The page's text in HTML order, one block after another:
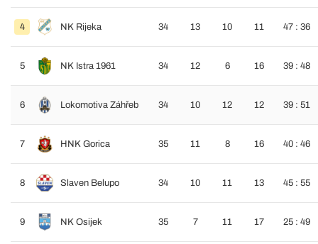
4 NK Rijeka 34 13 10 11 47 : 36
5 NK Istra 1961 34 12 6 16 39 : 48
6 Lokomotiva Záhřeb 34 10 12 12 39 : 51
7 HNK Gorica 35 11 8 16 40 : 46
8 Slaven Belupo 34 10 11 13 45 : 55
9 NK Osijek 35 7 11 17 25 : 49